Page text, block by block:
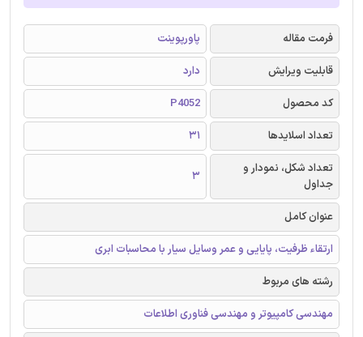
فرمت مقاله
پاورپوینت
قابلیت ویرایش
دارد
کد محصول
P4052
تعداد اسلایدها
31
تعداد شکل، نمودار و
جداول
3
عنوان کامل
ارتقاء ظرفیت، پایایی و عمر وسایل سیار با محاسبات ابری
رشته های مربوط
مهندسی کامپیوتر و مهندسی فناوری اطلاعات